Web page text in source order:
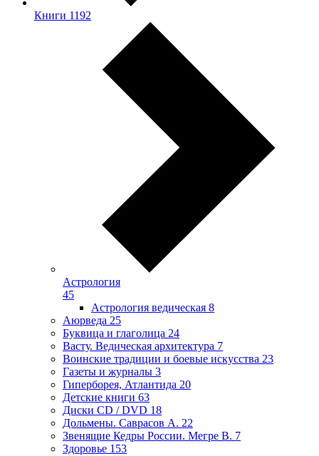
Книги 1192
Астрология
45
Астрология ведическая 8
Аюрведа 25
Буквица и глаголица 24
Васту. Ведическая архитектура 7
Воинские традиции и боевые искусства 23
Газеты и журналы 3
Гиперборея, Атлантида 20
Детские книги 63
Диски CD / DVD 18
Дольмены. Саврасов А. 22
Звенящие Кедры России. Мегре В. 7
Здоровье 153